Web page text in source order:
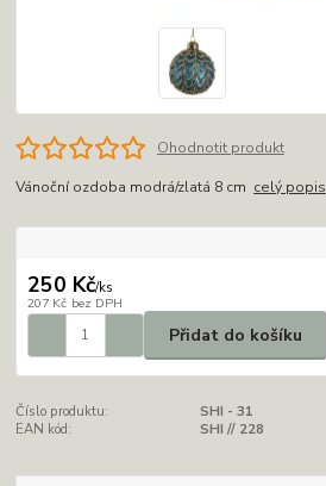
Ohodnotit produkt
Vánoční ozdoba modrá/zlatá 8 cm celý popis
250 Kč/ks
207 Kč bez DPH
Přidat do košíku
Číslo produktu:
SHI - 31
EAN kód:
SHI // 228